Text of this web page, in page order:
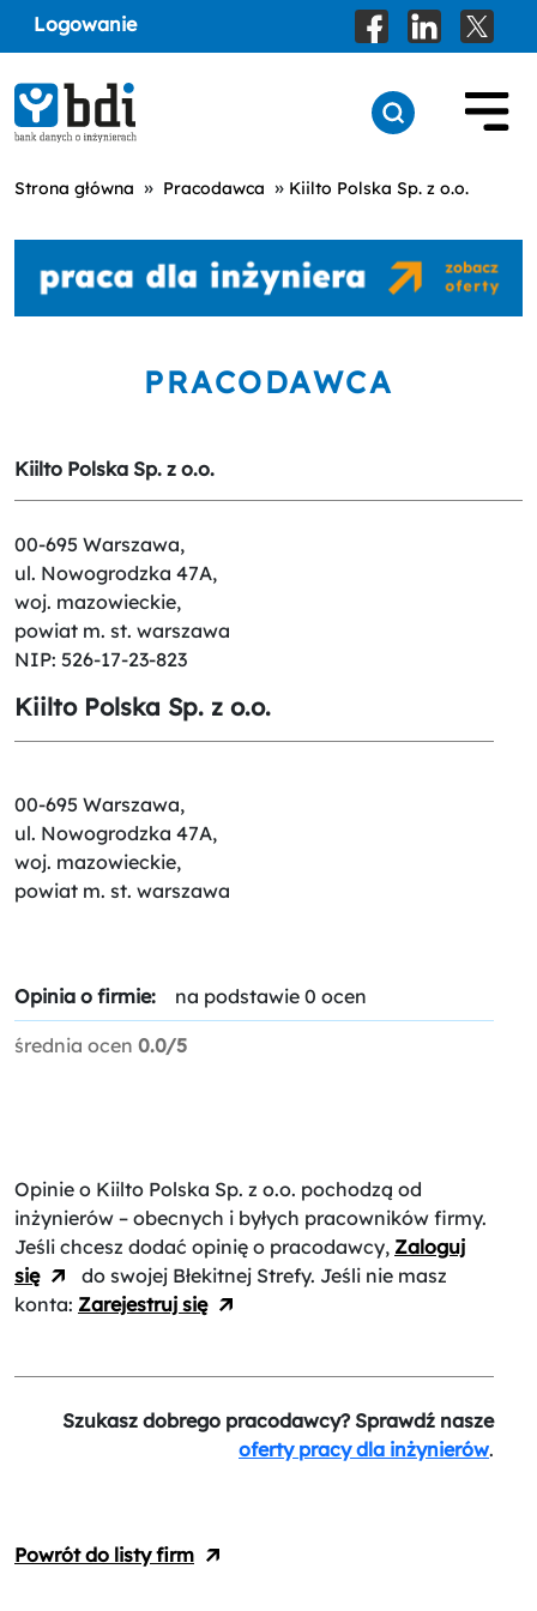
Logowanie
Strona główna » Pracodawca » Kiilto Polska Sp. z o.o.
PRACODAWCA
Kiilto Polska Sp. z o.o.
00-695 Warszawa,
ul. Nowogrodzka 47A,
woj. mazowieckie,
powiat m. st. warszawa
NIP: 526-17-23-823
Kiilto Polska Sp. z o.o.
00-695 Warszawa,
ul. Nowogrodzka 47A,
woj. mazowieckie,
powiat m. st. warszawa
Opinia o firmie: na podstawie 0 ocen
średnia ocen 0.0/5
Opinie o Kiilto Polska Sp. z o.o. pochodzą od
inżynierów – obecnych i byłych pracowników firmy.
Jeśli chcesz dodać opinię o pracodawcy, Zaloguj
się
do swojej Błekitnej Strefy. Jeśli nie masz
konta: Zarejestruj się
Szukasz dobrego pracodawcy? Sprawdź nasze
oferty pracy dla inżynierów.
Powrót do listy firm